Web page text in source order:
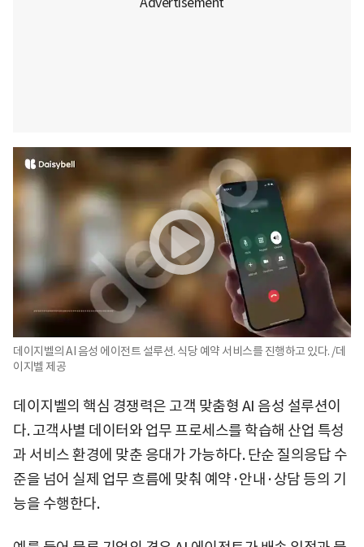
데이지벨의 AI 음성 에이전트 설루션. 식당 예약 서비스를 진행하고 있다. /데
이지벨 제공
데이지벨의 핵심 경쟁력은 고객 맞춤형 AI 음성 설루션이
다. 고객사별 데이터와 업무 프로세스를 학습해 산업 특성
과 서비스 환경에 맞춘 응대가 가능하다. 단순 질의응답 수
준을 넘어 실제 업무 흐름에 맞춰 예약·안내·상담 등의 기
능을 수행한다.